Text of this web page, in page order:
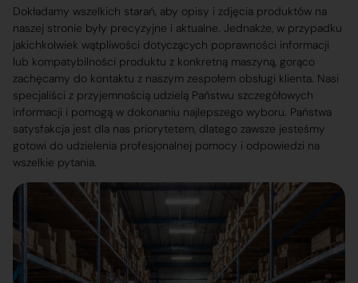
Dokładamy wszelkich starań, aby opisy i zdjęcia produktów na
naszej stronie były precyzyjne i aktualne. Jednakże, w przypadku
jakichkolwiek wątpliwości dotyczących poprawności informacji
lub kompatybilności produktu z konkretną maszyną, gorąco
zachęcamy do kontaktu z naszym zespołem obsługi klienta. Nasi
specjaliści z przyjemnością udzielą Państwu szczegółowych
informacji i pomogą w dokonaniu najlepszego wyboru. Państwa
satysfakcja jest dla nas priorytetem, dlatego zawsze jesteśmy
gotowi do udzielenia profesjonalnej pomocy i odpowiedzi na
wszelkie pytania.